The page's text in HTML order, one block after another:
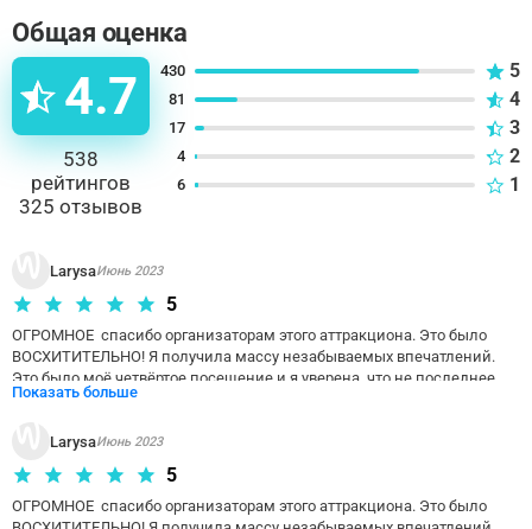
Общая оценка
4.7
538
рейтингов
325 отзывов
430 5
81 4
17 3
4 2
6 1
LarysaИюнь 2023
5
ОГРОМНОЕ  спасибо организаторам этого аттракциона. Это было
ВОСХИТИТЕЛЬНО! Я получила массу незабываемых впечатлений.
Это было моё четвёртое посещение и я уверена, что не последнее.
По доброму завидую людям, которые окажутся там впервые.
Показать больше
LarysaИюнь 2023
5
ОГРОМНОЕ  спасибо организаторам этого аттракциона. Это было